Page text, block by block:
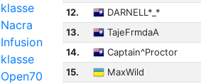
klasse
Nacra
Infusion
klasse
Open70
12.
DARNELL*_*
13.
TajeFrmdaA
14.
Captain^Proctor
15.
MaxWild